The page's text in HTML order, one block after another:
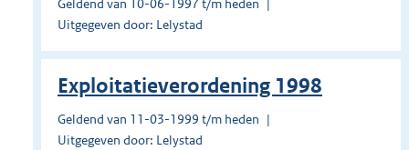
Geldend van 10-06-1997 t/m heden
Uitgegeven door: Lelystad
Exploitatieverordening 1998
Geldend van 11-03-1999 t/m heden
Uitgegeven door: Lelystad